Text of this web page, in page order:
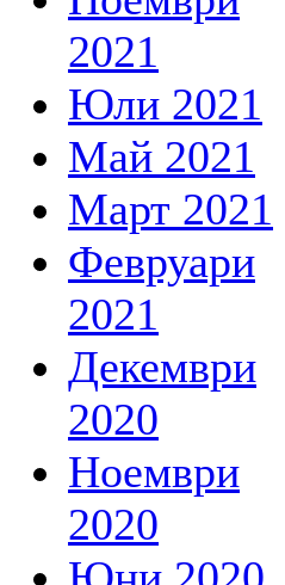
2021
Юли 2021
Май 2021
Март 2021
Февруари
2021
Декември
2020
Ноември
2020